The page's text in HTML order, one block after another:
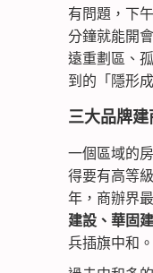
有問題，下
分鐘就能開
遠重劃區、
到的「隱形
三大品牌
一個區域的
得要有高等
年，商辦界
建設、華固
兵插旗中和。